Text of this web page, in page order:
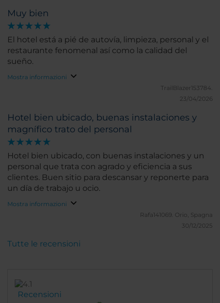
Muy bien
El hotel está a pié de autovía, limpieza, personal y el
restaurante fenomenal así como la calidad del
sueño.
Mostra informazioni
TrailBlazer153784.
23/04/2026
Hotel bien ubicado, buenas instalaciones y
magnífico trato del personal
Hotel bien ubicado, con buenas instalaciones y un
personal que trata con agrado y eficiencia a sus
clientes. Buen sitio para descansar y reponerte para
un día de trabajo u ocio.
Mostra informazioni
Rafa141069. Orio, Spagna
30/12/2025
Recensioni
Tutte le recensioni